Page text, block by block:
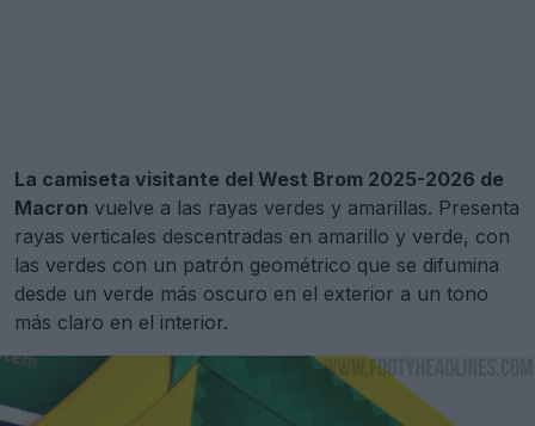
La camiseta visitante del West Brom 2025-2026 de
Macron vuelve a las rayas verdes y amarillas. Presenta
rayas verticales descentradas en amarillo y verde, con
las verdes con un patrón geométrico que se difumina
desde un verde más oscuro en el exterior a un tono
más claro en el interior.